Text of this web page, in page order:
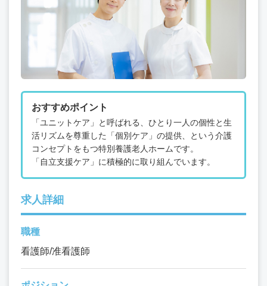
おすすめポイント
「ユニットケア」と呼ばれる、ひとり一人の個性と生
活リズムを尊重した「個別ケア」の提供、という介護
コンセプトをもつ特別養護老人ホームです。
「自立支援ケア」に積極的に取り組んでいます。
求人詳細
職種
看護師/准看護師